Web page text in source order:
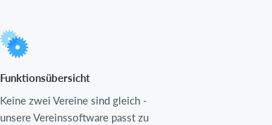
Funktionsübersicht
Keine zwei Vereine sind gleich -
unsere Vereinssoftware passt zu